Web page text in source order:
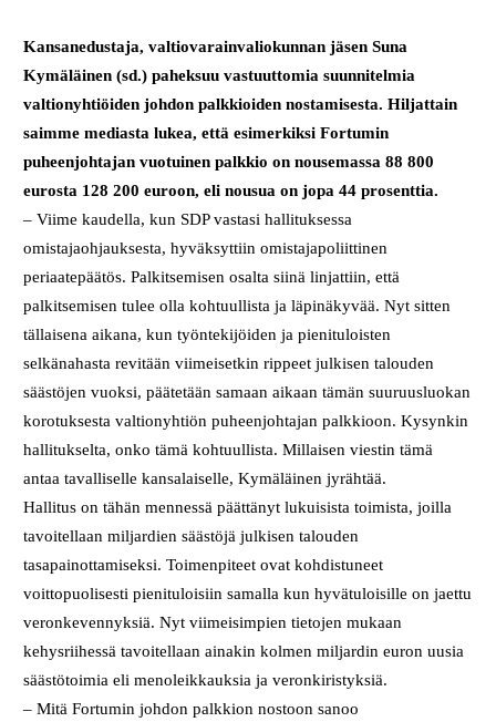
Kansanedustaja, valtiovarainvaliokunnan jäsen Suna
Kymäläinen (sd.) paheksuu vastuuttomia suunnitelmia
valtionyhtiöiden johdon palkkioiden nostamisesta. Hiljattain
saimme mediasta lukea, että esimerkiksi Fortumin
puheenjohtajan vuotuinen palkkio on nousemassa 88 800
eurosta 128 200 euroon, eli nousua on jopa 44 prosenttia.
– Viime kaudella, kun SDP vastasi hallituksessa
omistajaohjauksesta, hyväksyttiin omistajapoliittinen
periaatepäätös. Palkitsemisen osalta siinä linjattiin, että
palkitsemisen tulee olla kohtuullista ja läpinäkyvää. Nyt sitten
tällaisena aikana, kun työntekijöiden ja pienituloisten
selkänahasta revitään viimeisetkin rippeet julkisen talouden
säästöjen vuoksi, päätetään samaan aikaan tämän suuruusluokan
korotuksesta valtionyhtiön puheenjohtajan palkkioon. Kysynkin
hallitukselta, onko tämä kohtuullista. Millaisen viestin tämä
antaa tavalliselle kansalaiselle, Kymäläinen jyrähtää.
Hallitus on tähän mennessä päättänyt lukuisista toimista, joilla
tavoitellaan miljardien säästöjä julkisen talouden
tasapainottamiseksi. Toimenpiteet ovat kohdistuneet
voittopuolisesti pienituloisiin samalla kun hyvätuloisille on jaettu
veronkevennyksiä. Nyt viimeisimpien tietojen mukaan
kehysriihessä tavoitellaan ainakin kolmen miljardin euron uusia
säästötoimia eli menoleikkauksia ja veronkiristyksiä.
– Mitä Fortumin johdon palkkion nostoon sanoo